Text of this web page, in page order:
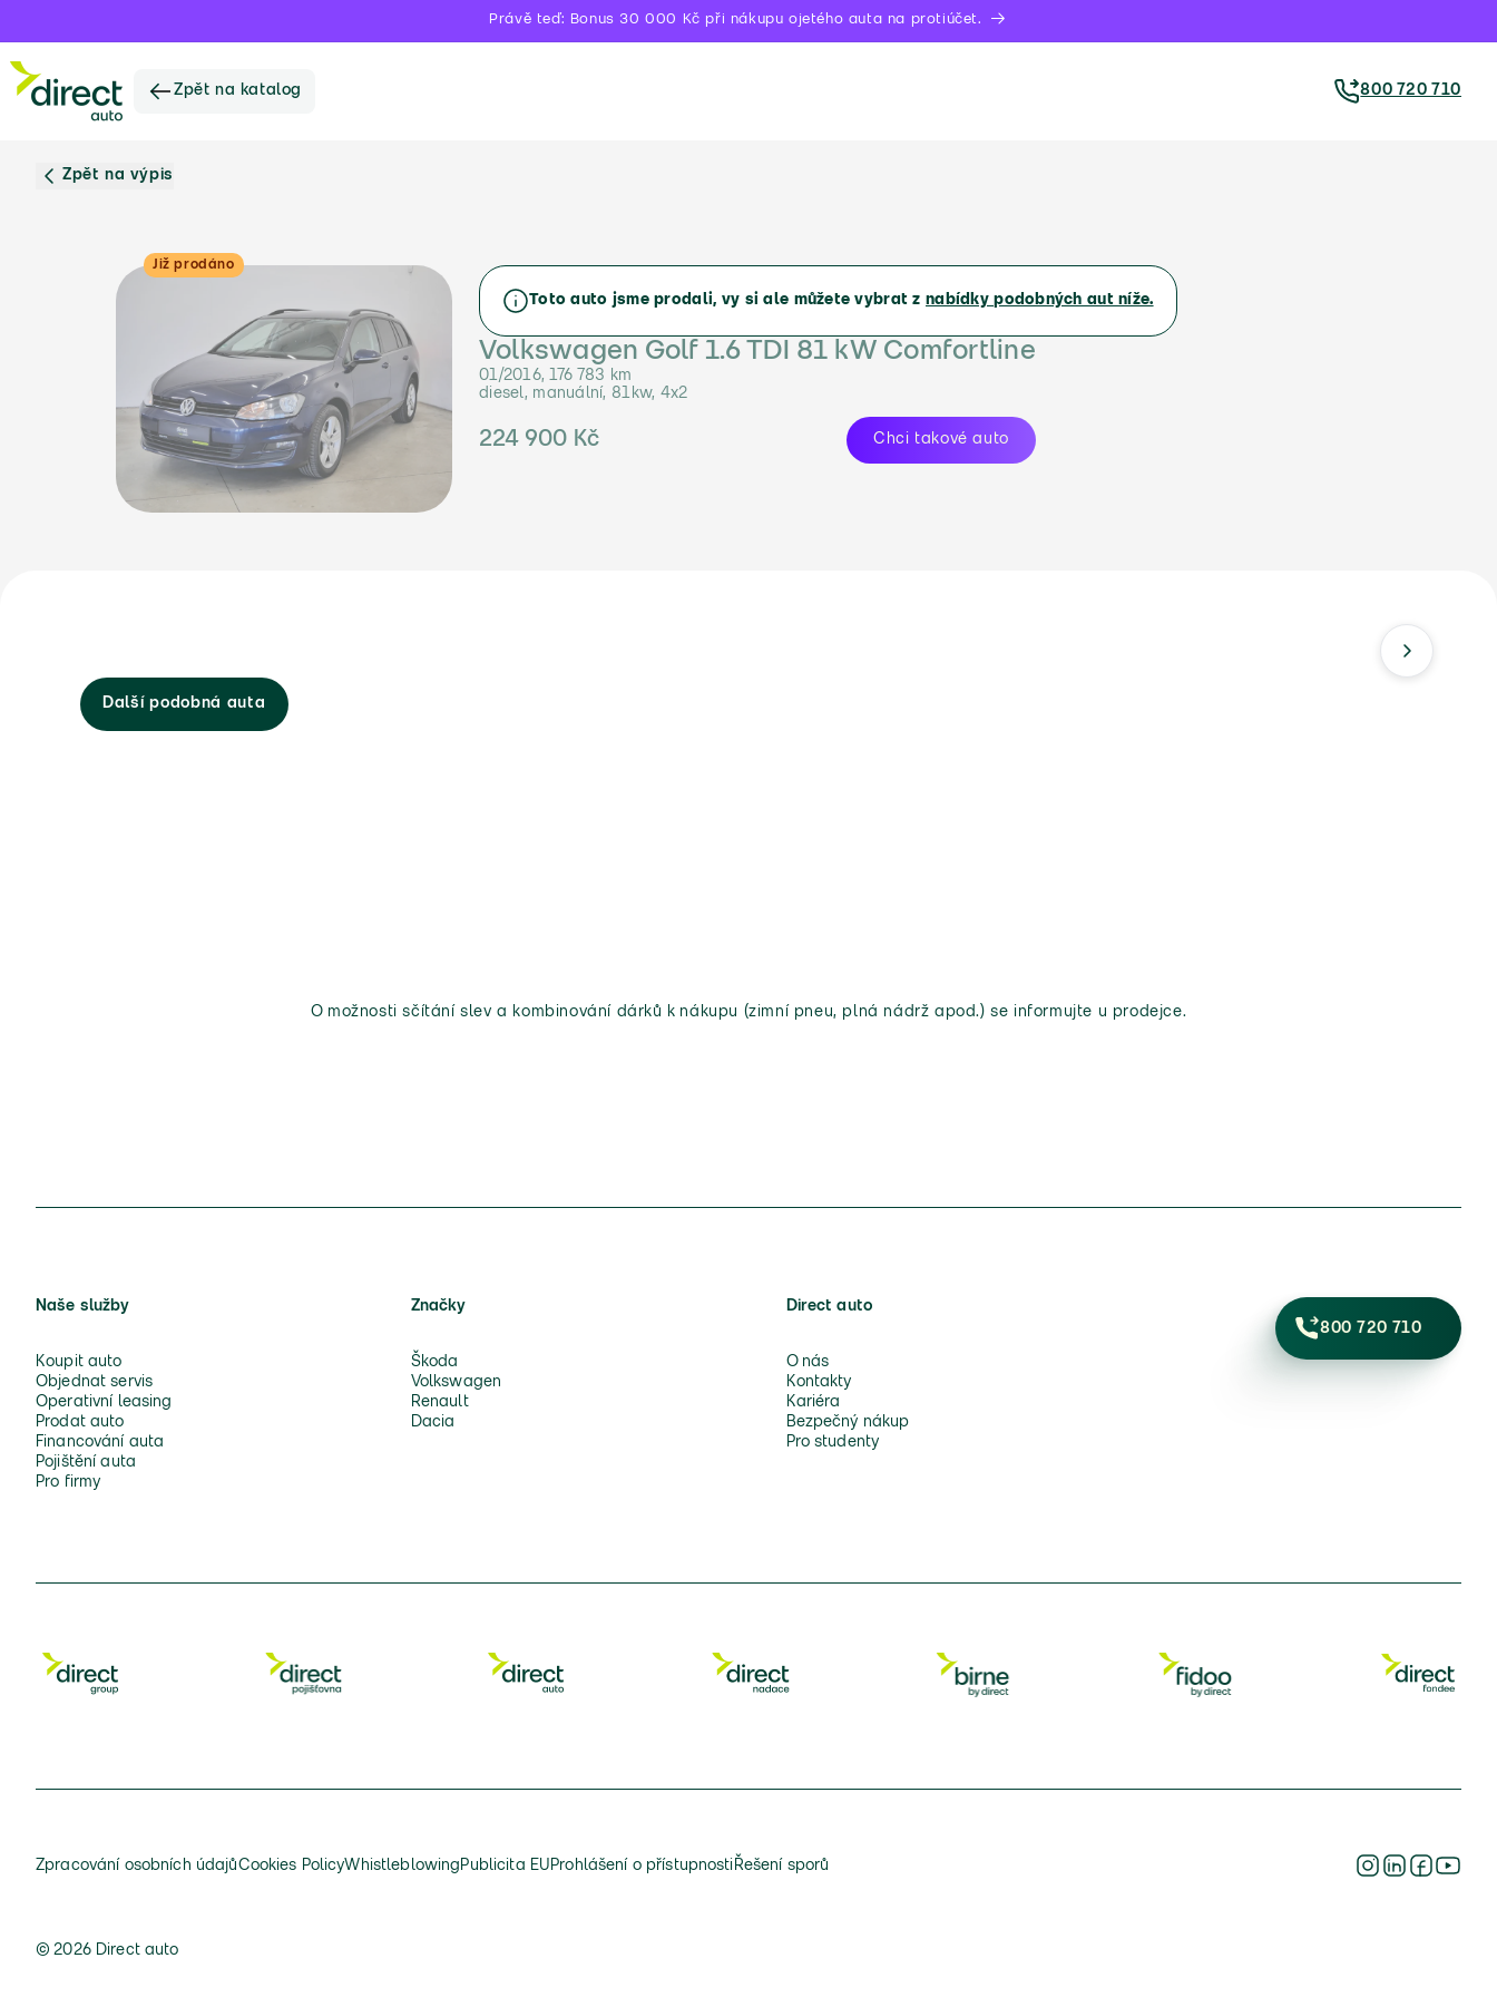
Právě teď: Bonus 30 000 Kč při nákupu ojetého auta na protiúčet.
Zpět na katalog 800 720 710
Zpět na výpis
Již prodáno
Toto auto jsme prodali, vy si ale můžete vybrat z nabídky podobných aut níže.
Volkswagen Golf 1.6 TDI 81 kW Comfortline
01/2016, 176 783 km
diesel, manuální, 81kw, 4x2
224 900 Kč Chci takové auto
Další podobná auta
O možnosti sčítání slev a kombinování dárků k nákupu (zimní pneu, plná nádrž apod.) se informujte u prodejce.
Naše služby
Koupit auto
Objednat servis
Operativní leasing
Prodat auto
Financování auta
Pojištění auta
Pro firmy
Značky
Škoda
Volkswagen
Renault
Dacia
Direct auto
O nás
Kontakty
Kariéra
Bezpečný nákup
Pro studenty
800 720 710
Zpracování osobních údajůCookies PolicyWhistleblowing Publicita EU Prohlášení o přístupnosti Řešení sporů
© 2026 Direct auto